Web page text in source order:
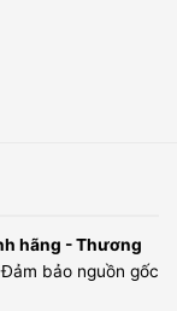
hãng - Thương
bảo nguồn gốc